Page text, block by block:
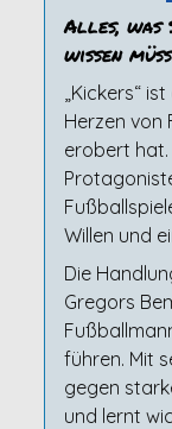
Alles, was
wissen
„Kickers“
Herzen von
erobert hat.
Willen und
Die
Gregors
führen. Mit
gegen
und lernt